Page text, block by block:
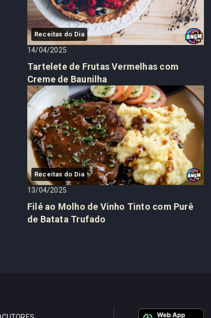
Receitas do Dia
14/04/2025
Tartelete de Frutas Vermelhas com
Creme de Baunilha
Receitas do Dia
13/04/2025
Filé ao Molho de Vinho Tinto com Purê
de Batata Trufado